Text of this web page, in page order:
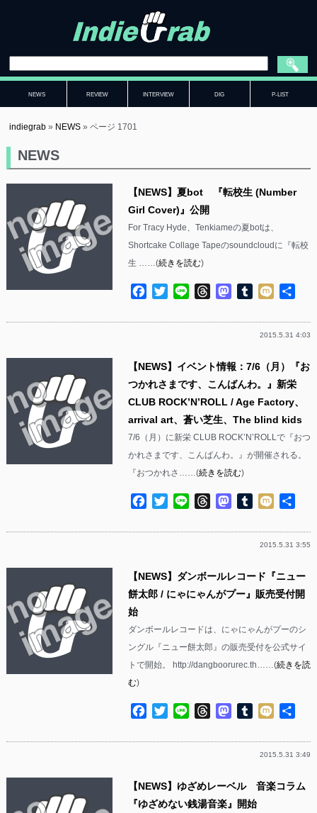
NEWS REVIEW INTERVIEW DIG P-LIST
indiegrab » NEWS »ページ 1701
NEWS
【NEWS】夏bot 『転校生 (Number
Girl Cover)』公開
For Tracy Hyde、Tenkiameの夏botは、
Shortcake Collage Tapeのsoundcloudに『転校
生 ……(続きを読む)
Facebook
TwitterLine ThreadsMastodon
Tumblr
Mixi
2015.5.31 4:03
【NEWS】イベント情報：7/6（月）『お
つかれさまです、こんばんわ。』新栄
CLUB ROCK’N’ROLL / Age Factory、
arrival art、蒼い芝生、The blind kids
7/6（月）に新栄 CLUB ROCK’N’ROLLで『おつ
かれさまです、こんばんわ。』が開催される。
『おつかれさ……(続きを読む)
Facebook
TwitterLine ThreadsMastodon
Tumblr
Mixi
2015.5.31 3:55
【NEWS】ダンボールレコード『ニュー
餅太郎 / にゃにゃんがプー』販売受付開
始
ダンボールレコードは、にゃにゃんがプーのシ
ングル『ニュー餅太郎』の販売受付を公式サイ
トで開始。 http://dangboorurec.th……(続きを読
む)
Facebook
TwitterLine ThreadsMastodon
Tumblr
Mixi
2015.5.31 3:49
【NEWS】ゆざめレーベル 音楽コラム
『ゆざめない銭湯音楽』開始